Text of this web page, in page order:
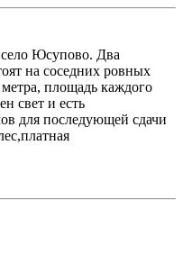
Юсупово. Два
на соседних ровных
площадь каждого
свет и есть
для последующей сдачи